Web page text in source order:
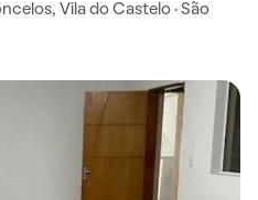
Vila do Castelo · São